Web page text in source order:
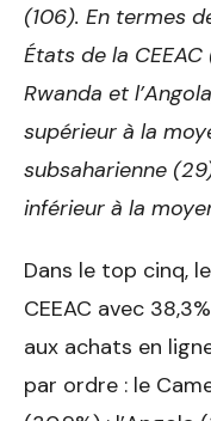
(106). En termes
États de la
Rwanda et
supérieur à la
subsaharienne
inférieur à la
Dans le top cinq,
CEEAC avec
aux achats en
par ordre : le